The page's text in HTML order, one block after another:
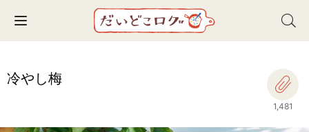
Toggle navigation
冷やし梅
1,481